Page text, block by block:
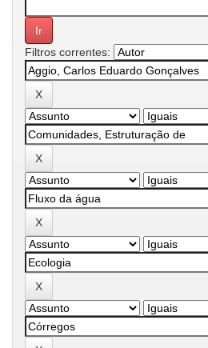
Filtros correntes: